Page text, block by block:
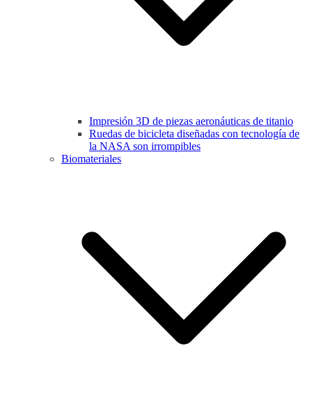
Impresión 3D de piezas aeronáuticas de titanio
Ruedas de bicicleta diseñadas con tecnología de
la NASA son irrompibles
Biomateriales